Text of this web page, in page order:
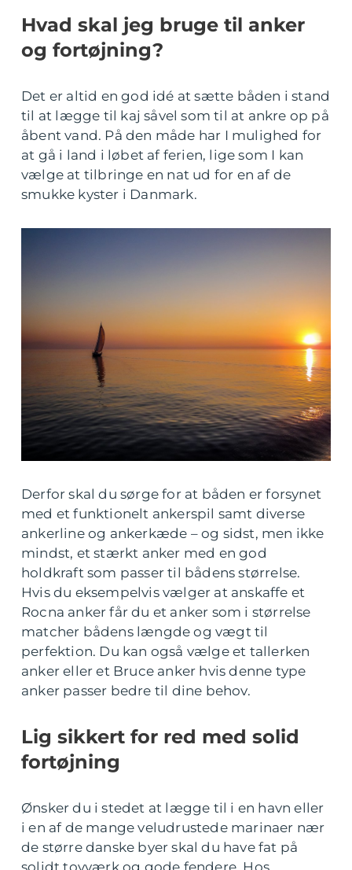
Hvad skal jeg bruge til anker
og fortøjning?
Det er altid en god idé at sætte båden i stand
til at lægge til kaj såvel som til at ankre op på
åbent vand. På den måde har I mulighed for
at gå i land i løbet af ferien, lige som I kan
vælge at tilbringe en nat ud for en af de
smukke kyster i Danmark.
Derfor skal du sørge for at båden er forsynet
med et funktionelt ankerspil samt diverse
ankerline og ankerkæde – og sidst, men ikke
mindst, et stærkt anker med en god
holdkraft som passer til bådens størrelse.
Hvis du eksempelvis vælger at anskaffe et
Rocna anker får du et anker som i størrelse
matcher bådens længde og vægt til
perfektion. Du kan også vælge et tallerken
anker eller et Bruce anker hvis denne type
anker passer bedre til dine behov.
Lig sikkert for red med solid
fortøjning
Ønsker du i stedet at lægge til i en havn eller
i en af de mange veludrustede marinaer nær
de større danske byer skal du have fat på
solidt tovværk og gode fendere. Hos